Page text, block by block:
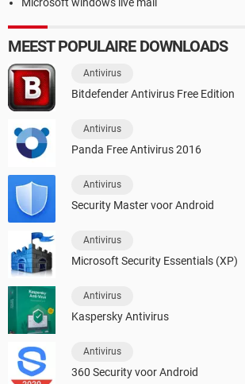
MEEST POPULAIRE DOWNLOADS
Antivirus
Bitdefender Antivirus Free Edition
Antivirus
Panda Free Antivirus 2016
Antivirus
Security Master voor Android
Antivirus
Microsoft Security Essentials (XP)
Antivirus
Kaspersky Antivirus
Antivirus
360 Security voor Android